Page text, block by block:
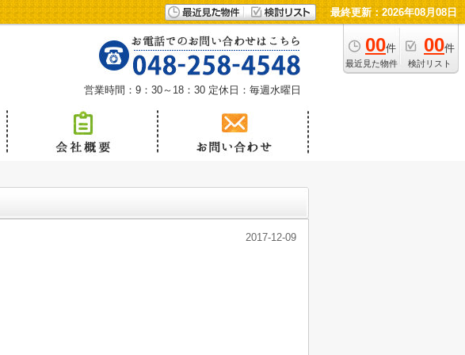
最終更新：2026年08月08日
00件
最近見た物件
00件
検討リスト
営業時間：9：30～18：30 定休日：毎週水曜日
2017-12-09